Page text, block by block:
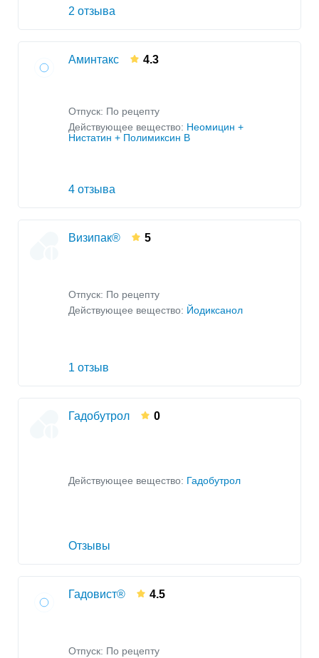
2 отзыва
Аминтакс 4.3
Отпуск: По рецепту
Действующее вещество: Неомицин +
Нистатин + Полимиксин B
4 отзыва
Визипак® 5
Отпуск: По рецепту
Действующее вещество: Йодиксанол
1 отзыв
Гадобутрол 0
Действующее вещество: Гадобутрол
Отзывы
Гадовист® 4.5
Отпуск: По рецепту